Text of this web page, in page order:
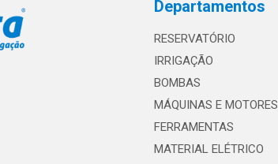
Departamentos
RESERVATÓRIO
IRRIGAÇÃO
BOMBAS
MÁQUINAS E MOTORES
FERRAMENTAS
MATERIAL ELÉTRICO